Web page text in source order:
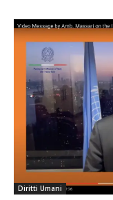
Diritti Umani